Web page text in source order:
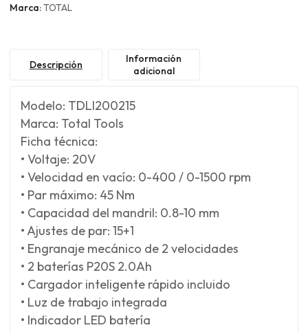
Marca:TOTAL
Descripción
Información
adicional
Modelo: TDLI200215
Marca: Total Tools
Ficha técnica:
• Voltaje: 20V
• Velocidad en vacío: 0-400 / 0-1500 rpm
• Par máximo: 45 Nm
• Capacidad del mandril: 0.8-10 mm
• Ajustes de par: 15+1
• Engranaje mecánico de 2 velocidades
• 2 baterías P20S 2.0Ah
• Cargador inteligente rápido incluido
• Luz de trabajo integrada
• Indicador LED batería